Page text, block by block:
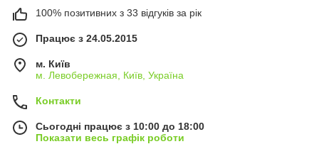
100% позитивних з 33 відгуків за рік
Працює з 24.05.2015
м. Київ
м. Левобережная, Київ, Україна
Контакти
Сьогодні працює з 10:00 до 18:00
Показати весь графік роботи